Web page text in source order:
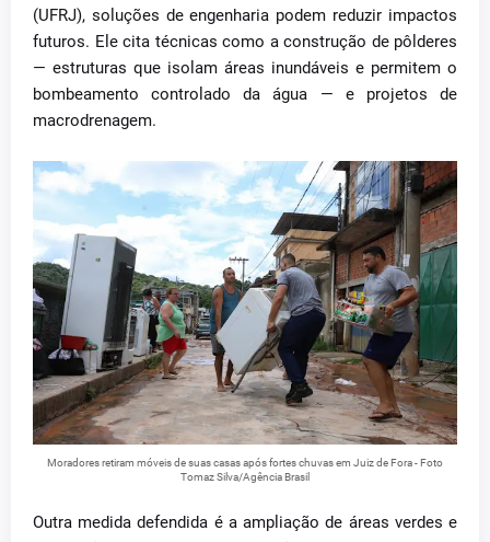
(UFRJ), soluções de engenharia podem reduzir impactos
futuros. Ele cita técnicas como a construção de pôlderes
— estruturas que isolam áreas inundáveis e permitem o
bombeamento controlado da água — e projetos de
macrodrenagem.
Moradores retiram móveis de suas casas após fortes chuvas em Juiz de Fora - Foto
Tomaz Silva/Agência Brasil
Outra medida defendida é a ampliação de áreas verdes e